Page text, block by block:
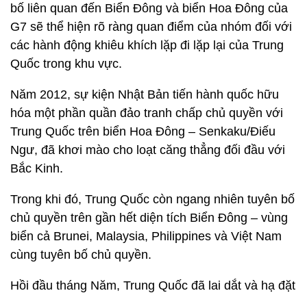
bố liên quan đến Biển Đông và biển Hoa Đông của
G7 sẽ thể hiện rõ ràng quan điểm của nhóm đối với
các hành động khiêu khích lặp đi lặp lại của Trung
Quốc trong khu vực.
Năm 2012, sự kiện Nhật Bản tiến hành quốc hữu
hóa một phần quần đảo tranh chấp chủ quyền với
Trung Quốc trên biển Hoa Đông – Senkaku/Điếu
Ngư, đã khơi mào cho loạt căng thẳng đối đầu với
Bắc Kinh.
Trong khi đó, Trung Quốc còn ngang nhiên tuyên bố
chủ quyền trên gần hết diện tích Biển Đông – vùng
biển cả Brunei, Malaysia, Philippines và Việt Nam
cùng tuyên bố chủ quyền.
Hồi đầu tháng Năm, Trung Quốc đã lai dắt và hạ đặt